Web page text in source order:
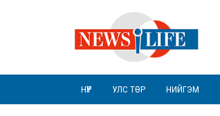
НҮҮР УЛС ТӨР НИЙГЭМ